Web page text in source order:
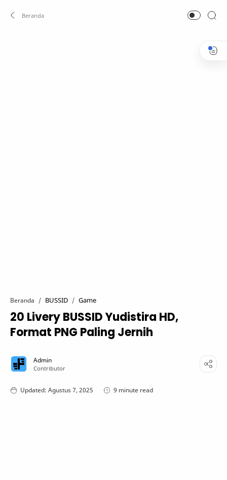
Beranda BUSSID Game
20 Livery BUSSID Yudistira HD,
Format PNG Paling Jernih
9 minute read